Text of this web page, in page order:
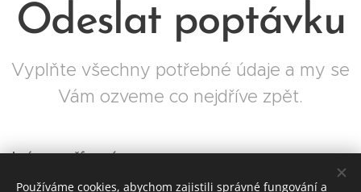
Odeslat poptávku
Vyplňte všechny potřebné údaje a my se
Vám ozveme co nejdříve zpět.
Jméno a příjmení
Používáme cookies, abychom zajistili správné fungování a